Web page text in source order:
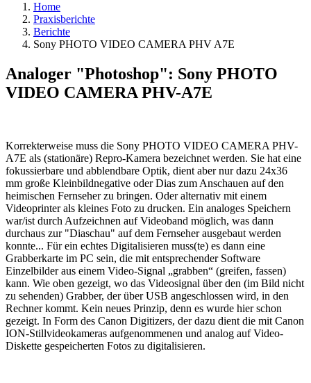
Home
Praxisberichte
Berichte
Sony PHOTO VIDEO CAMERA PHV A7E
Analoger "Photoshop": Sony PHOTO
VIDEO CAMERA PHV-A7E
Korrekterweise muss die Sony PHOTO VIDEO CAMERA PHV-
A7E als (stationäre) Repro-Kamera bezeichnet werden. Sie hat eine
fokussierbare und abblendbare Optik, dient aber nur dazu 24x36
mm große Kleinbildnegative oder Dias zum Anschauen auf den
heimischen Fernseher zu bringen. Oder alternativ mit einem
Videoprinter als kleines Foto zu drucken. Ein analoges Speichern
war/ist durch Aufzeichnen auf Videoband möglich, was dann
durchaus zur "Diaschau" auf dem Fernseher ausgebaut werden
konnte... Für ein echtes Digitalisieren muss(te) es dann eine
Grabberkarte im PC sein, die mit entsprechender Software
Einzelbilder aus einem Video-Signal „grabben“ (greifen, fassen)
kann. Wie oben gezeigt, wo das Videosignal über den (im Bild nicht
zu sehenden) Grabber, der über USB angeschlossen wird, in den
Rechner kommt. Kein neues Prinzip, denn es wurde hier schon
gezeigt. In Form des Canon Digitizers, der dazu dient die mit Canon
ION-Stillvideokameras aufgenommenen und analog auf Video-
Diskette gespeicherten Fotos zu digitalisieren.